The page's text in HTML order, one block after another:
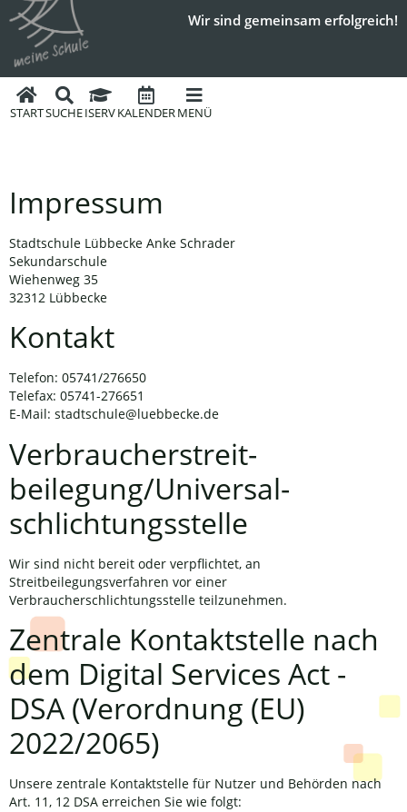
Wir sind gemeinsam erfolgreich!
STARTSUCHEISERVKALENDERMENÜ
Impressum
Stadtschule Lübbecke Anke Schrader
Sekundarschule
Wiehenweg 35
32312 Lübbecke
Kontakt
Telefon: 05741/276650
Telefax: 05741-276651
E-Mail: stadtschule@luebbecke.de
Verbraucher­streit­
beilegung/Universal­
schlichtungs­stelle
Wir sind nicht bereit oder verpflichtet, an
Streitbeilegungsverfahren vor einer
Verbraucherschlichtungsstelle teilzunehmen.
Zentrale Kontaktstelle nach
dem Digital Services Act -
DSA (Verordnung (EU)
2022/2065)
Unsere zentrale Kontaktstelle für Nutzer und Behörden nach
Art. 11, 12 DSA erreichen Sie wie folgt: